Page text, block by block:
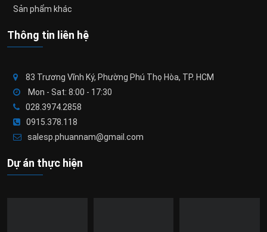
Sản phẩm khác
Thông tin liên hệ
83 Trương Vĩnh Ký, Phường Phú Thọ Hòa, TP. HCM
Mon - Sat: 8:00 - 17:30
028.3974.2858
0915.378.118
salesp.phuannam@gmail.com
Dự án thực hiện